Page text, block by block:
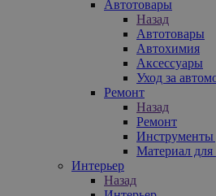
Автотовары
Назад
Автотовары
Автохимия
Аксессуары
Уход за
Ремонт
Назад
Ремонт
Инструменты
Материал для
Интерьер
Назад